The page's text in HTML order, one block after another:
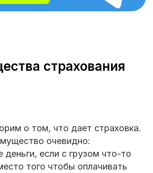
страхования
о том, что дает страховка.
очевидно:
деньги, если с грузом что-то
того чтобы оплачивать